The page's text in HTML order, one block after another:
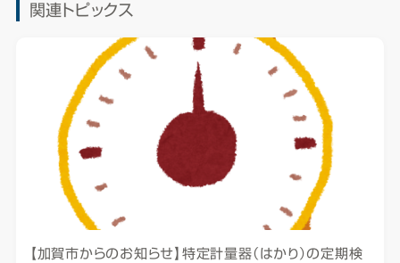
関連トピックス
【加賀市からのお知らせ】特定計量器（はかり）の定期検